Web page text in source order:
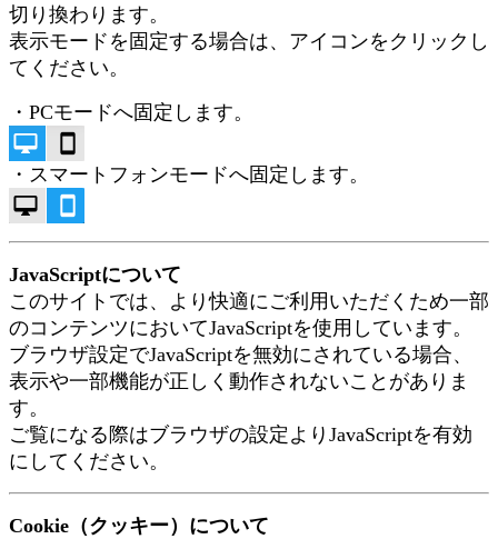
切り換わります。
表示モードを固定する場合は、アイコンをクリックし
てください。
・PCモードへ固定します。
・スマートフォンモードへ固定します。
JavaScriptについて
このサイトでは、より快適にご利用いただくため一部
のコンテンツにおいてJavaScriptを使用しています。
ブラウザ設定でJavaScriptを無効にされている場合、
表示や一部機能が正しく動作されないことがありま
す。
ご覧になる際はブラウザの設定よりJavaScriptを有効
にしてください。
Cookie（クッキー）について